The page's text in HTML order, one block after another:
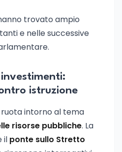
trovato ampio
e nelle successive
istruzione
intorno al tema
risorse pubbliche. La
il ponte sullo Stretto